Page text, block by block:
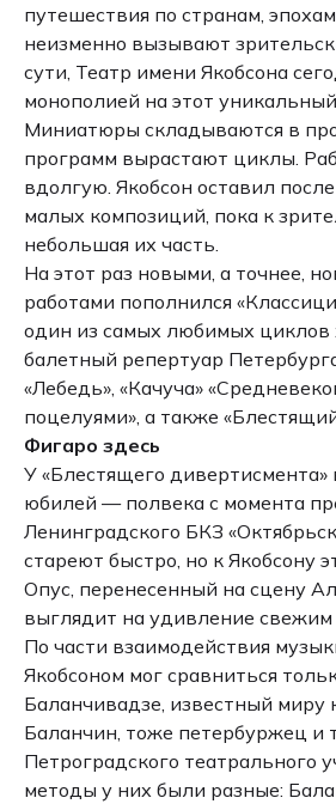
путешествия по странам,
неизменно вызывают
сути, Театр имени Якобсона
монополией на этот
Миниатюры складываются в
программ вырастают циклы.
вдолгую. Якобсон оставил
малых композиций, пока к
небольшая их часть.
На этот раз новыми, а точнее,
работами пополнился
один из самых любимых циклов
балетный репертуар
«Лебедь», «Качуча»
поцелуями», а также
Фигаро здесь
У «Блестящего дивертисмента»
юбилей — полвека с момента
Ленинградского БКЗ
стареют быстро, но к Якобсону
Опус, перенесенный на сцену
выглядит на удивление
По части взаимодействия
Якобсоном мог сравниться
Баланчивадзе, известный
Баланчин, тоже петербуржец и
Петроградского театрального
методы у них были разные: